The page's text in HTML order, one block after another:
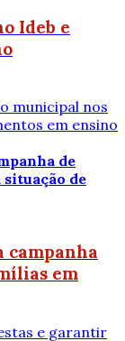
Ideb e
municipal nos
em ensino
campanha
em
e garantir